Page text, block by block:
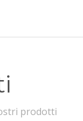
prodotti